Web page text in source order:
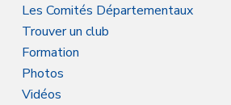
Les Comités Départementaux
Trouver un club
Formation
Photos
Vidéos